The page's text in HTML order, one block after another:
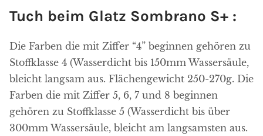
Tuch beim Glatz Sombrano S+ :
Die Farben die mit Ziffer “4” beginnen gehören zu
Stoffklasse 4 (Wasserdicht bis 150mm Wassersäule,
bleicht langsam aus. Flächengewicht 250-270g. Die
Farben die mit Ziffer 5, 6, 7 und 8 beginnen
gehören zu Stoffklasse 5 (Wasserdicht bis über
300mm Wassersäule, bleicht am langsamsten aus.